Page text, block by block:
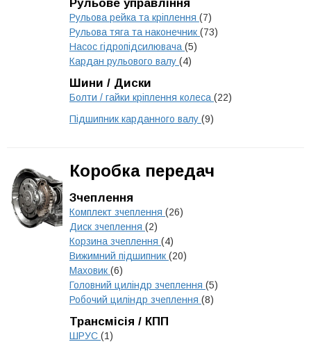
Рульове управління
Рульова рейка та кріплення (7)
Рульова тяга та наконечник (73)
Насос гідропідсилювача (5)
Кардан рульового валу (4)
Шини / Диски
Болти / гайки кріплення колеса (22)
Підшипник карданного валу (9)
Коробка передач
Зчеплення
Комплект зчеплення (26)
Диск зчеплення (2)
Корзина зчеплення (4)
Вижимний підшипник (20)
Маховик (6)
Головний циліндр зчеплення (5)
Робочий циліндр зчеплення (8)
Трансмісія / КПП
ШРУС (1)